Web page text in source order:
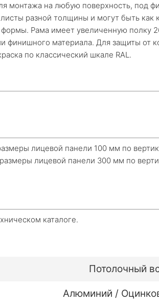
монтажа на любую поверхность, под
разной толщины и могут быть как
Рама имеет увеличенную полку
финишного материала. Для защиты от
по классический шкале RAL.
лицевой панели 100 мм по
лицевой панели 300 мм по
каталоге.
Потолочный
Алюминий /